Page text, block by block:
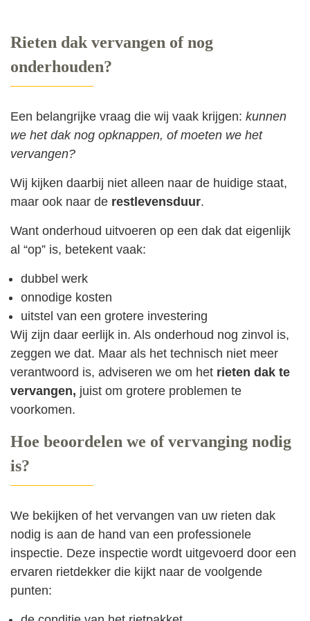
Rieten dak vervangen of nog
onderhouden?
Een belangrijke vraag die wij vaak krijgen: kunnen
we het dak nog opknappen, of moeten we het
vervangen?
Wij kijken daarbij niet alleen naar de huidige staat,
maar ook naar de restlevensduur.
Want onderhoud uitvoeren op een dak dat eigenlijk
al “op” is, betekent vaak:
dubbel werk
onnodige kosten
uitstel van een grotere investering
Wij zijn daar eerlijk in. Als onderhoud nog zinvol is,
zeggen we dat. Maar als het technisch niet meer
verantwoord is, adviseren we om het rieten dak te
vervangen, juist om grotere problemen te
voorkomen.
Hoe beoordelen we of vervanging nodig
is?
We bekijken of het vervangen van uw rieten dak
nodig is aan de hand van een professionele
inspectie. Deze inspectie wordt uitgevoerd door een
ervaren rietdekker die kijkt naar de voolgende
punten: